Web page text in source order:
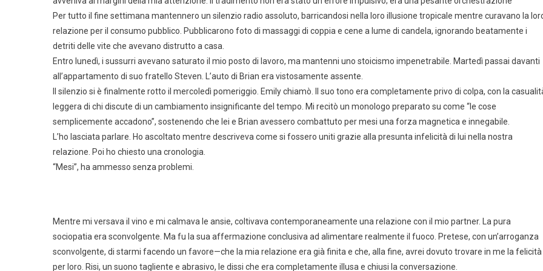
Per tutto il fine settimana mantennero un silenzio radio assoluto, barricandosi nella loro illusione tropicale mentre curavano la
relazione per il consumo pubblico. Pubblicarono foto di massaggi di coppia e cene a lume di candela, ignorando beatamente i
detriti delle vite che avevano distrutto a casa.
Entro lunedì, i sussurri avevano saturato il mio posto di lavoro, ma mantenni uno stoicismo impenetrabile. Martedì passai davanti
all’appartamento di suo fratello Steven. L’auto di Brian era vistosamente assente.
Il silenzio si è finalmente rotto il mercoledì pomeriggio. Emily chiamò. Il suo tono era completamente privo di colpa, con la
leggera di chi discute di un cambiamento insignificante del tempo. Mi recitò un monologo preparato su come “le cose
semplicemente accadono”, sostenendo che lei e Brian avessero combattuto per mesi una forza magnetica e innegabile.
L’ho lasciata parlare. Ho ascoltato mentre descriveva come si fossero uniti grazie alla presunta infelicità di lui nella nostra
relazione. Poi ho chiesto una cronologia.
“Mesi”, ha ammesso senza problemi.
Mentre mi versava il vino e mi calmava le ansie, coltivava contemporaneamente una relazione con il mio partner. La pura
sociopatia era sconvolgente. Ma fu la sua affermazione conclusiva ad alimentare realmente il fuoco. Pretese, con un’arroganza
sconvolgente, di starmi facendo un favore—che la mia relazione era già finita e che, alla fine, avrei dovuto trovare in me la felicità
per loro. Risi, un suono tagliente e abrasivo, le dissi che era completamente illusa e chiusi la conversazione.